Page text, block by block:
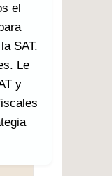
el
SAT.
Le
y